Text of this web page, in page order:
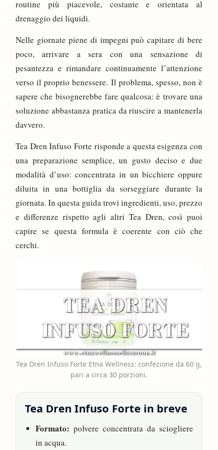
routine più piacevole, costante e orientata al
drenaggio dei liquidi.
Nelle giornate piene di impegni può capitare di bere
poco, arrivare a sera con una sensazione di
pesantezza e rimandare continuamente l’attenzione
verso il proprio benessere. Il problema, spesso, non è
sapere che bisognerebbe fare qualcosa: è trovare una
soluzione abbastanza pratica da riuscire a mantenerla
davvero.
Tea Dren Infuso Forte risponde a questa esigenza con
una preparazione semplice, un gusto deciso e due
modalità d’uso: concentrata in un bicchiere oppure
diluita in una bottiglia da sorseggiare durante la
giornata. In questa guida trovi ingredienti, uso, prezzo
e differenze rispetto agli altri Tea Dren, così puoi
capire se questa formula è coerente con ciò che
cerchi.
Tea Dren Infuso Forte Etna Wellness: confezione da 60 g,
pari a circa 30 porzioni.
Tea Dren Infuso Forte in breve
Formato: polvere concentrata da sciogliere
in acqua.